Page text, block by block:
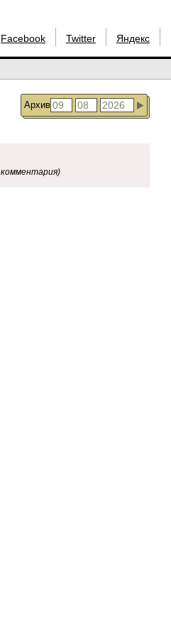
Facebook Twitter Яндекс
Архив